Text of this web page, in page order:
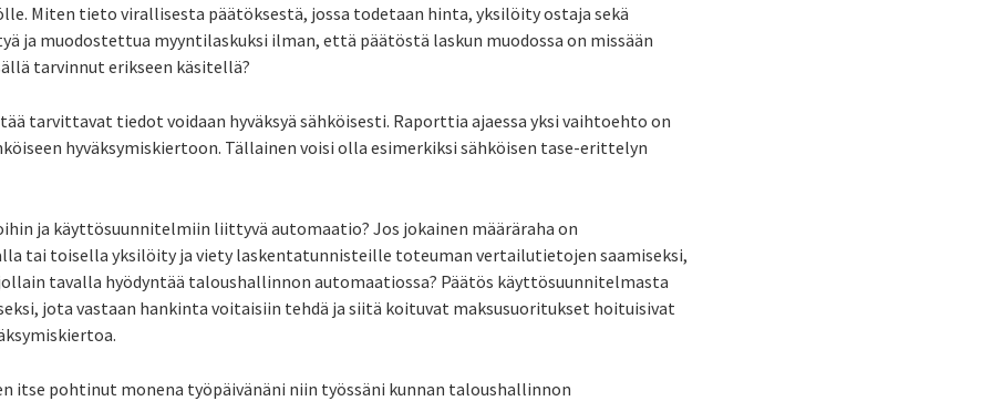
Miten tieto virallisesta päätöksestä, jossa todetaan hinta, yksilöity ostaja sekä
ja muodostettua myyntilaskuksi ilman, että päätöstä laskun muodossa on missään
tarvinnut erikseen käsitellä?
tarvittavat tiedot voidaan hyväksyä sähköisesti. Raporttia ajaessa yksi vaihtoehto on
hyväksymiskiertoon. Tällainen voisi olla esimerkiksi sähköisen tase-erittelyn
ja käyttösuunnitelmiin liittyvä automaatio? Jos jokainen määräraha on
tai toisella yksilöity ja viety laskentatunnisteille toteuman vertailutietojen saamiseksi,
tavalla hyödyntää taloushallinnon automaatiossa? Päätös käyttösuunnitelmasta
jota vastaan hankinta voitaisiin tehdä ja siitä koituvat maksusuoritukset hoituisivat
itse pohtinut monena työpäivänäni niin työssäni kunnan taloushallinnon